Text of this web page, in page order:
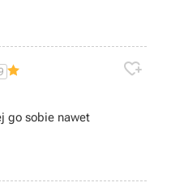

go sobie nawet